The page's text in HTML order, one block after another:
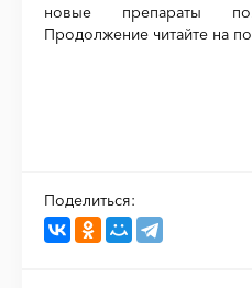
новые препараты
Продолжение читайте на
Поделиться: